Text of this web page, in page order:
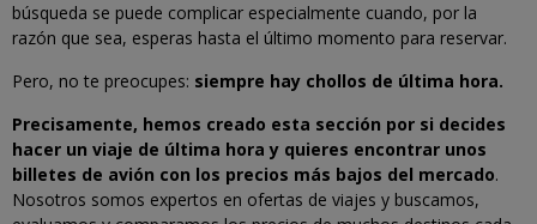
búsqueda se puede complicar especialmente cuando, por la
razón que sea, esperas hasta el último momento para reservar.
Pero, no te preocupes: siempre hay chollos de última hora.
Precisamente, hemos creado esta sección por si decides
hacer un viaje de última hora y quieres encontrar unos
billetes de avión con los precios más bajos del mercado.
Nosotros somos expertos en ofertas de viajes y buscamos,